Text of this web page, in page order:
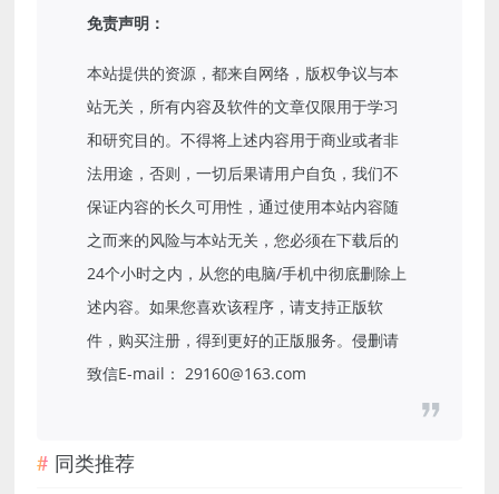
免责声明：
本站提供的资源，都来自网络，版权争议与本
站无关，所有内容及软件的文章仅限用于学习
和研究目的。不得将上述内容用于商业或者非
法用途，否则，一切后果请用户自负，我们不
保证内容的长久可用性，通过使用本站内容随
之而来的风险与本站无关，您必须在下载后的
24个小时之内，从您的电脑/手机中彻底删除上
述内容。如果您喜欢该程序，请支持正版软
件，购买注册，得到更好的正版服务。侵删请
致信E-mail： 29160@163.com
同类推荐